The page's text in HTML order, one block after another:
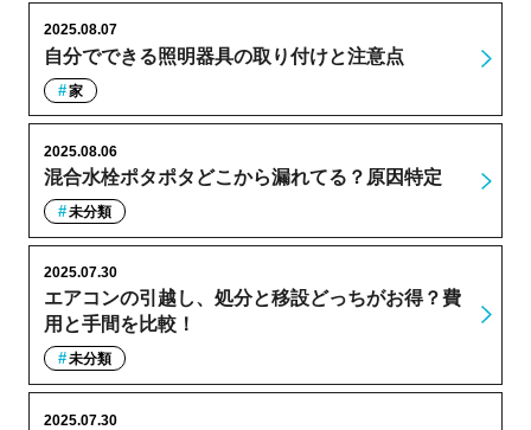
自分でできる照明器具の取り付けと注意点
2025.08.07
家
混合水栓ポタポタどこから漏れてる？原因特定
2025.08.06
未分類
エアコンの引越し、処分と移設どっちがお得？費
用と手間を比較！
2025.07.30
未分類
2025.07.30